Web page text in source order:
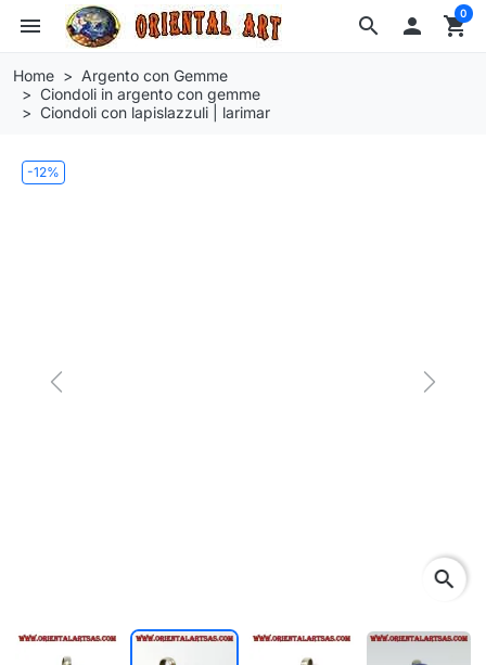
search
menu  shopping_cart
0
Home
Argento con Gemme
Ciondoli in argento con gemme
Ciondoli con lapislazzuli | larimar
-12%
Previous Next
search